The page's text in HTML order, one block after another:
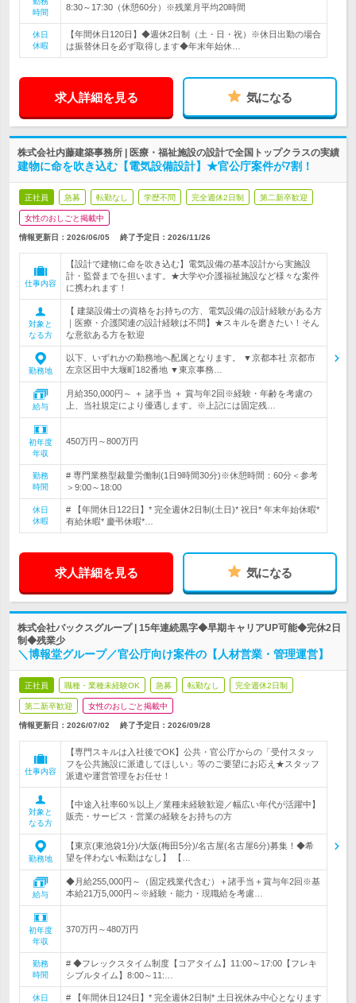
時間
8:30～17:30（休憩60分）※残業月平均20時間
休日
休暇
【年間休日120日】◆週休2日制（土・日・祝）※休日出勤の場合
は振替休日を必ず取得します◆年末年始休…
求人詳細を見る 気になる
株式会社内藤建築事務所 | 医療・福祉施設の設計で全国トップクラスの実績
建物に命を吹き込む【電気設備設計】★官公庁案件が7割！
正社員 急募 転勤なし 学歴不問 完全週休2日制 第二新卒歓迎
女性のおしごと掲載中
情報更新日：2026/06/05 終了予定日： 2026/11/26
仕事内容
【設計で建物に命を吹き込む】電気設備の基本設計から実施設
計・監督までを担います。★大学や介護福祉施設など様々な案件
に携われます！
対象と
なる方
【 建築設備士の資格をお持ちの方、電気設備の設計経験がある方
｜医療・介護関連の設計経験は不問】★スキルを磨きたい！そん
な意欲ある方を歓迎
勤務地
以下、いずれかの勤務地へ配属となります。 ▼京都本社 京都市
左京区田中大堰町182番地 ▼東京事務…
給与
月給350,000円～ ＋ 諸手当 ＋ 賞与年2回※経験・年齢を考慮の
上、当社規定により優遇します。※上記には固定残…
初年度
年収
450万円～800万円
勤務
時間
# 専門業務型裁量労働制(1日9時間30分)※休憩時間：60分＜参考
＞9:00～18:00
休日
休暇
# 【年間休日122日】* 完全週休2日制(土日)* 祝日* 年末年始休暇*
有給休暇* 慶弔休暇*…
求人詳細を見る 気になる
株式会社バックスグループ | 15年連続黒字◆早期キャリアUP可能◆完休2日
制◆残業少
＼博報堂グループ／官公庁向け案件の【人材営業・管理運営】
正社員 職種・業種未経験OK 急募 転勤なし 完全週休2日制
第二新卒歓迎 女性のおしごと掲載中
情報更新日：2026/07/02 終了予定日： 2026/09/28
仕事内容
【専門スキルは入社後でOK】公共・官公庁からの「受付スタッ
フを公共施設に派遣してほしい」等のご要望にお応え★スタッフ
派遣や運営管理をお任せ！
対象と
なる方
【中途入社率60％以上／業種未経験歓迎／幅広い年代が活躍中】
販売・サービス・営業の経験をお持ちの方
勤務地
【東京(東池袋1分)/大阪(梅田5分)/名古屋(名古屋6分)募集！◆希
望を伴わない転勤はなし】 【…
給与
◆月給255,000円～（固定残業代含む）＋諸手当＋賞与年2回※基
本給21万5,000円～※経験・能力・現職給を考慮…
初年度
年収
370万円～480万円
勤務
時間
# ◆フレックスタイム制度【コアタイム】11:00～17:00【フレキ
シブルタイム】8:00～11:…
休日
# 【年間休日124日】* 完全週休2日制* 土日祝休み中心となります